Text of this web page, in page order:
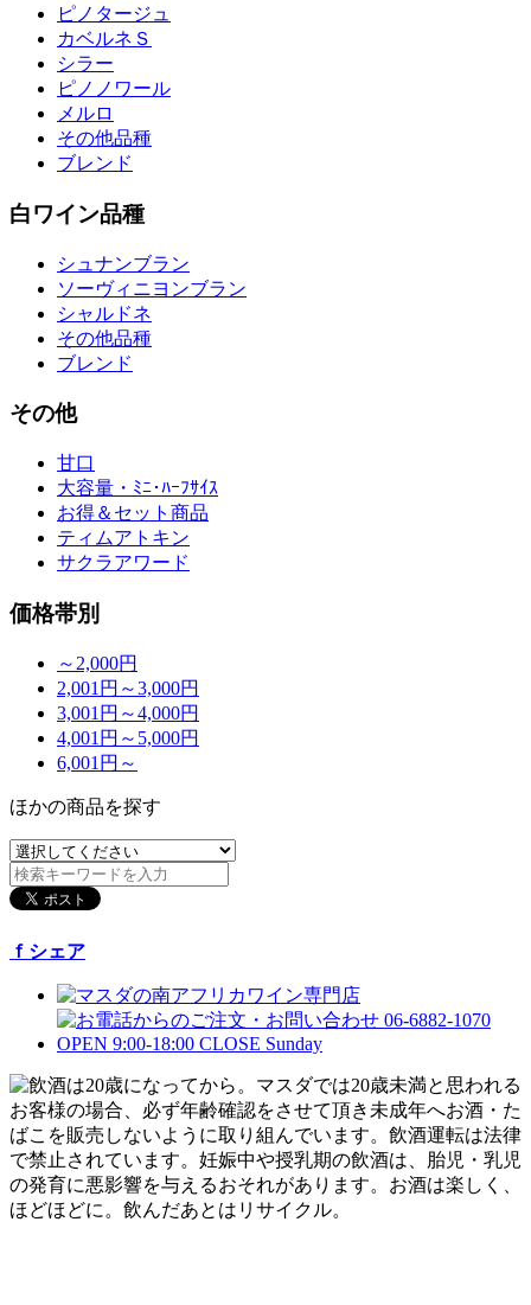
ピノタージュ
カベルネＳ
シラー
ピノノワール
メルロ
その他品種
ブレンド
白ワイン品種
シュナンブラン
ソーヴィニヨンブラン
シャルドネ
その他品種
ブレンド
その他
甘口
大容量・ﾐﾆ･ﾊｰﾌｻｲｽ
お得＆セット商品
ティムアトキン
サクラアワード
価格帯別
～2,000円
2,001円～3,000円
3,001円～4,000円
4,001円～5,000円
6,001円～
ほかの商品を探す
ｆシェア